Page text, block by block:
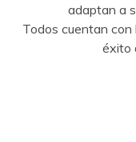
adaptan a
Todos cuentan
éxito